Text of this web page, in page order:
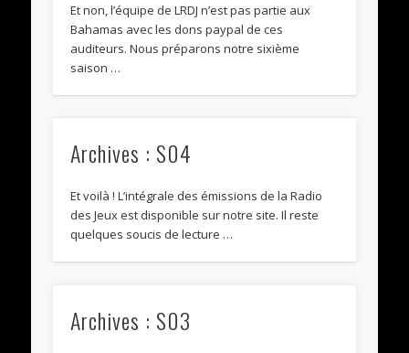
Et non, l’équipe de LRDJ n’est pas partie aux
Bahamas avec les dons paypal de ces
auditeurs. Nous préparons notre sixième
saison …
Archives : S04
Et voilà ! L’intégrale des émissions de la Radio
des Jeux est disponible sur notre site. Il reste
quelques soucis de lecture …
Archives : S03